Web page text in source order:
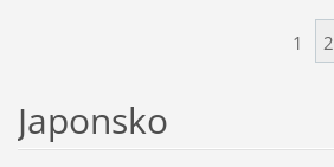
1 2
Japonsko